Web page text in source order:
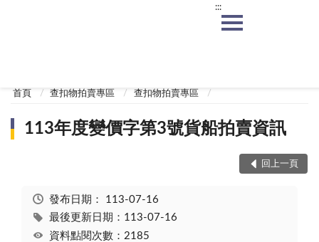
:::
首頁 查扣物拍賣專區 查扣物拍賣專區
113年度變價字第3號貨船拍賣資訊
回上一頁
發布日期： 113-07-16
最後更新日期：113-07-16
資料點閱次數：2185